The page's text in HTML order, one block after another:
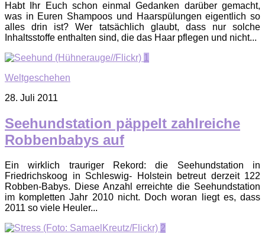
Habt Ihr Euch schon einmal Gedanken darüber gemacht,
was in Euren Shampoos und Haarspülungen eigentlich so
alles drin ist? Wer tatsächlich glaubt, dass nur solche
Inhaltsstoffe enthalten sind, die das Haar pflegen und nicht...
1
Weltgeschehen
28. Juli 2011
Seehundstation päppelt zahlreiche
Robbenbabys auf
Ein wirklich trauriger Rekord: die Seehundstation in
Friedrichskoog in Schleswig- Holstein betreut derzeit 122
Robben-Babys. Diese Anzahl erreichte die Seehundstation
im kompletten Jahr 2010 nicht. Doch woran liegt es, dass
2011 so viele Heuler...
2